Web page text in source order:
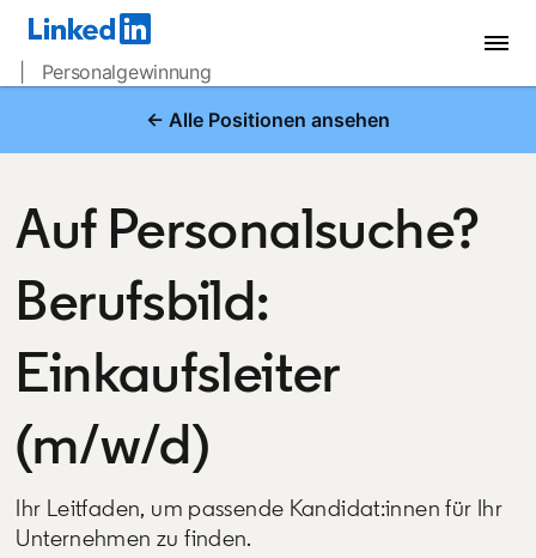
| Personalgewinnung
← Alle Positionen ansehen
Auf Personalsuche?
Berufsbild:
Einkaufsleiter
(m/w/d)
Ihr Leitfaden, um passende Kandidat:innen für Ihr
Unternehmen zu finden.